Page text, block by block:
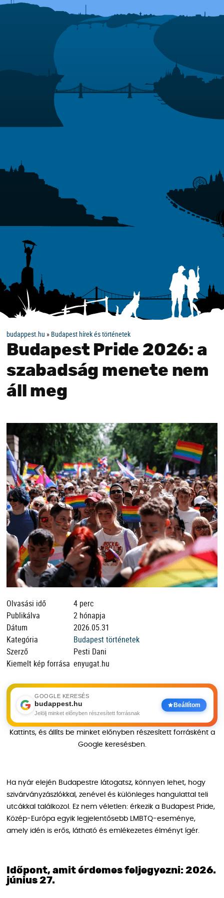
budappest.hu » Budapest hírek és történetek
Budapest Pride 2026: a
szabadság menete nem
áll meg
Olvasási idő
4 perc
Publikálva
2 hónapja
Dátum
2026.05.31
Kategória
Budapest történetek
Szerző
Pesti Dani
Kiemelt kép forrása enyugat.hu
GOOGLE KERESÉS
budappest.hu
Jelölj minket előnyben részesített forrásnak
Beállítom
Kattints, és állíts be minket előnyben részesített forrásként a
Google keresésben.
Ha nyár elején Budapestre látogatsz, könnyen lehet, hogy
szivárványzászlókkal, zenével és különleges hangulattal teli
utcákkal találkozol. Ez nem véletlen: érkezik a Budapest Pride,
Közép-Európa egyik legjelentősebb LMBTQ-eseménye,
amely idén is erős, látható és emlékezetes élményt ígér.
Időpont, amit érdemes feljegyezni: 2026.
június 27.